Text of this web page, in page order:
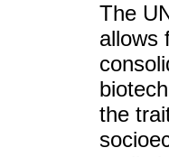
The
allows
the